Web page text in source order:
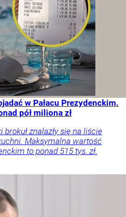
w Pałacu Prezydenckim.
pół miliona zł
znalazły się na liście
Maksymalna wartość
to ponad 515 tys. zł.